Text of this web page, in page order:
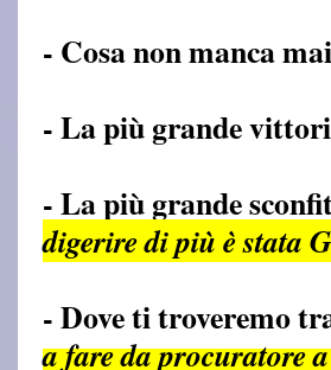
- Cosa non manca
- La più grande
- La più grande
digerire di più è stata
- Dove ti troveremo
a fare da procuratore